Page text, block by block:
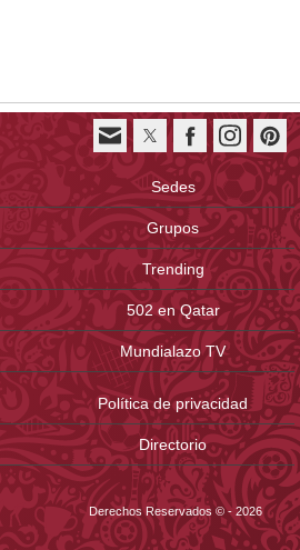
Sedes
Grupos
Trending
502 en Qatar
Mundialazo TV
Política de privacidad
Directorio
Derechos Reservados © - 2026